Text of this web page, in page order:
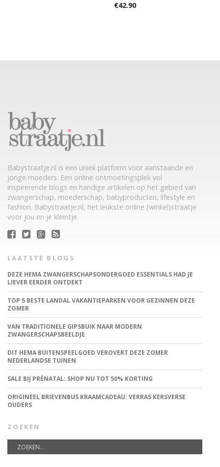
€42.90
Babystraatje.nl is een uniek platform voor aanstaande en
jonge moeders. Een online ontmoetingsplek vol
inspirerende blogs en handige artikelen op het gebied van
zwangerschap, moederschap, babyproducten, lifestyle en
fashion. Babystraatje.nl, het leukste online (winkel)straatje
voor jou en je kleintje.
LAATSTE BLOGS
DEZE HEMA ZWANGERSCHAPSONDERGOED ESSENTIALS HAD JE
LIEVER EERDER ONTDEKT
TOP 5 BESTE LANDAL VAKANTIEPARKEN VOOR GEZINNEN DEZE
ZOMER
VAN TRADITIONELE GIPSBUIK NAAR MODERN
ZWANGERSCHAPSBEELDJE
DIT HEMA BUITENSPEELGOED VEROVERT DEZE ZOMER
NEDERLANDSE TUINEN
SALE BIJ PRÉNATAL: SHOP NU TOT 50% KORTING
ORIGINEEL BRIEVENBUS KRAAMCADEAU: VERRAS KERSVERSE
OUDERS
ZOEKEN